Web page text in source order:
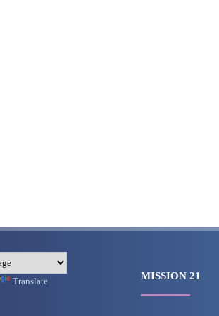
Translate MISSION 21